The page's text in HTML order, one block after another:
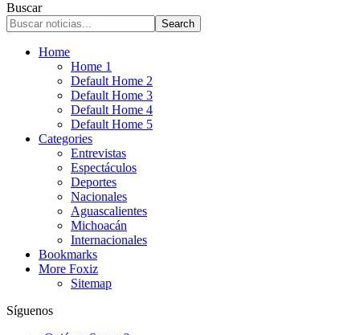
Buscar
Home
Home 1
Default Home 2
Default Home 3
Default Home 4
Default Home 5
Categories
Entrevistas
Espectáculos
Deportes
Nacionales
Aguascalientes
Michoacán
Internacionales
Bookmarks
More Foxiz
Sitemap
Síguenos